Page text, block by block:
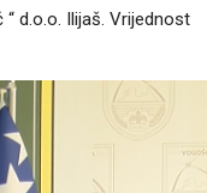
d.o.o. Ilijaš. Vrijednost